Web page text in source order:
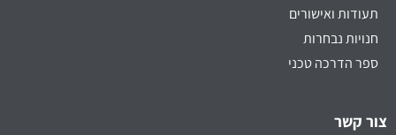
תעודות ואישורים
חנויות נבחרות
ספר הדרכה טכני
צור קשר